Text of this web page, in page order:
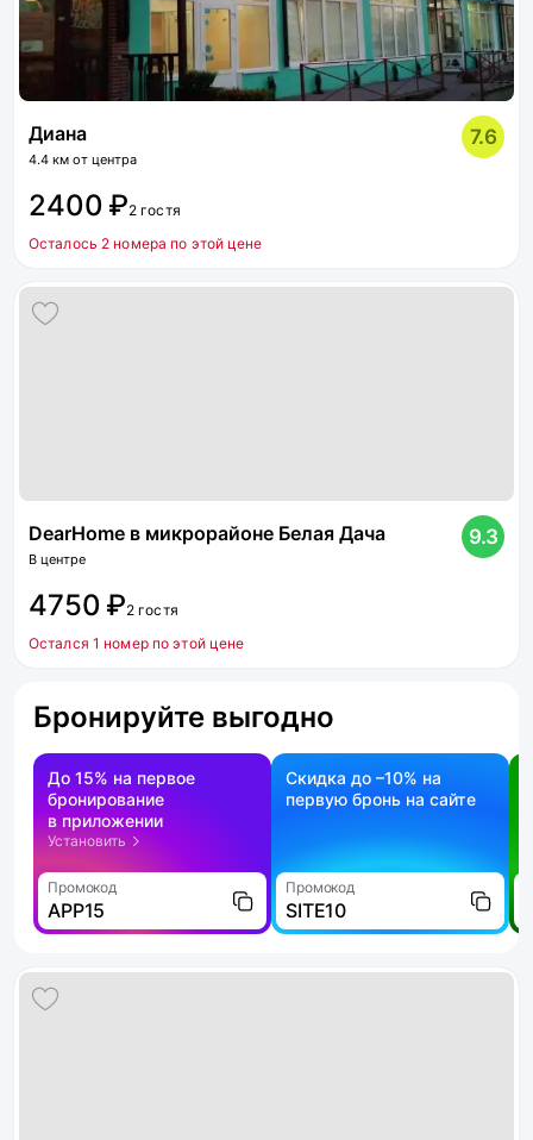
Диана
4.4 км от центра
7.6
2400 ₽2 гостя
Осталось 2 номера по этой цене
DearHome в микрорайоне Белая Дача
В центре
9.3
4750 ₽2 гостя
Остался 1 номер по этой цене
Бронируйте выгодно
До 15% на первое
бронирование
в приложении
Установить
Промокод
APP15
Скидка до –10% на
первую бронь на сайте
Промокод
SITE10